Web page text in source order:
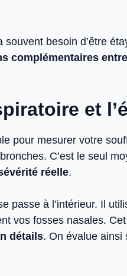
besoin d’être
complémentaires
et
pour mesurer votre
C’est le seul
réelle.
passe à l’intérieur. Il
vos fosses nasales.
détails. On évalue ainsi